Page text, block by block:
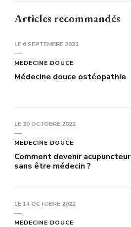
Articles recommandés
LE 6 SEPTEMBRE 2022
MEDECINE DOUCE
Médecine douce ostéopathie
LE 20 OCTOBRE 2022
MEDECINE DOUCE
Comment devenir acupuncteur
sans être médecin ?
LE 14 OCTOBRE 2022
MEDECINE DOUCE